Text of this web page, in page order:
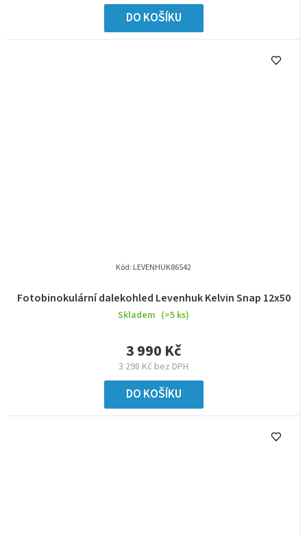
DO KOŠÍKU
Fotobinokulární dalekohled Levenhuk Kelvin Snap 12x50
Skladem (>5 ks)
3 298 Kč bez DPH
3 990 Kč
DO KOŠÍKU
Kód: LEVENHUK86542